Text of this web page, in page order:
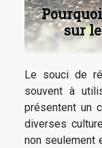
sur
Le souci de
souvent à
présentent un
diverses
non seulement